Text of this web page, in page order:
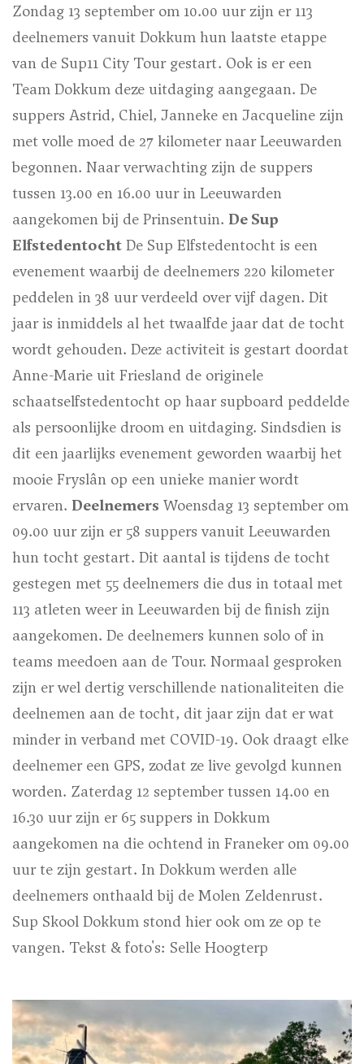
Zondag 13 september om 10.00 uur zijn er 113
deelnemers vanuit Dokkum hun laatste etappe
van de Sup11 City Tour gestart. Ook is er een
Team Dokkum deze uitdaging aangegaan. De
suppers Astrid, Chiel, Janneke en Jacqueline zijn
met volle moed de 27 kilometer naar Leeuwarden
begonnen. Naar verwachting zijn de suppers
tussen 13.00 en 16.00 uur in Leeuwarden
aangekomen bij de Prinsentuin. De Sup
Elfstedentocht De Sup Elfstedentocht is een
evenement waarbij de deelnemers 220 kilometer
peddelen in 38 uur verdeeld over vijf dagen. Dit
jaar is inmiddels al het twaalfde jaar dat de tocht
wordt gehouden. Deze activiteit is gestart doordat
Anne-Marie uit Friesland de originele
schaatselfstedentocht op haar supboard peddelde
als persoonlijke droom en uitdaging. Sindsdien is
dit een jaarlijks evenement geworden waarbij het
mooie Fryslân op een unieke manier wordt
ervaren. Deelnemers Woensdag 13 september om
09.00 uur zijn er 58 suppers vanuit Leeuwarden
hun tocht gestart. Dit aantal is tijdens de tocht
gestegen met 55 deelnemers die dus in totaal met
113 atleten weer in Leeuwarden bij de finish zijn
aangekomen. De deelnemers kunnen solo of in
teams meedoen aan de Tour. Normaal gesproken
zijn er wel dertig verschillende nationaliteiten die
deelnemen aan de tocht, dit jaar zijn dat er wat
minder in verband met COVID-19. Ook draagt elke
deelnemer een GPS, zodat ze live gevolgd kunnen
worden. Zaterdag 12 september tussen 14.00 en
16.30 uur zijn er 65 suppers in Dokkum
aangekomen na die ochtend in Franeker om 09.00
uur te zijn gestart. In Dokkum werden alle
deelnemers onthaald bij de Molen Zeldenrust.
Sup Skool Dokkum stond hier ook om ze op te
vangen. Tekst & foto's: Selle Hoogterp